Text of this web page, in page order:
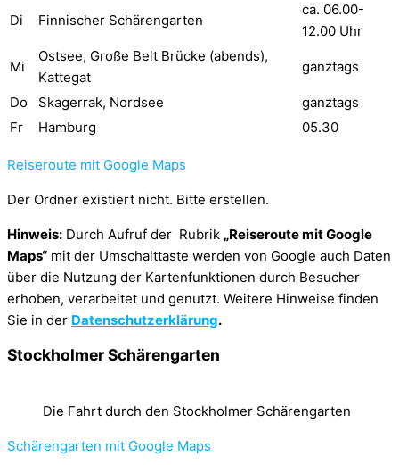
Di Finnischer Schärengarten
ca. 06.00-
12.00 Uhr
Mi
Ostsee, Große Belt Brücke (abends),
Kattegat
ganztags
Do Skagerrak, Nordsee
ganztags
Fr
Hamburg 05.30
Reiseroute mit Google Maps
Der Ordner existiert nicht. Bitte erstellen.
Hinweis: Durch Aufruf der Rubrik „Reiseroute mit Google
Maps“ mit der Umschalttaste werden von Google auch Daten
über die Nutzung der Kartenfunktionen durch Besucher
erhoben, verarbeitet und genutzt. Weitere Hinweise finden
Sie in der Datenschutzerklärung.
Stockholmer Schärengarten
Die Fahrt durch den Stockholmer Schärengarten
Schärengarten mit Google Maps